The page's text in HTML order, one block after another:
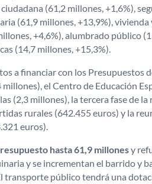
(61,2 millones, +1,6%),
(61,9 millones, +13,9%),
+4,6%), alumbrado público
(14,7 millones, +15,3%).
a financiar con los Presupuestos
millones), el Centro de Educación
(2,3 millones), la tercera fase de
rurales (642.455 euros) y la
euros).
hasta 61,9 millonesy
y se incrementan el barrido y
transporte público tendrá una